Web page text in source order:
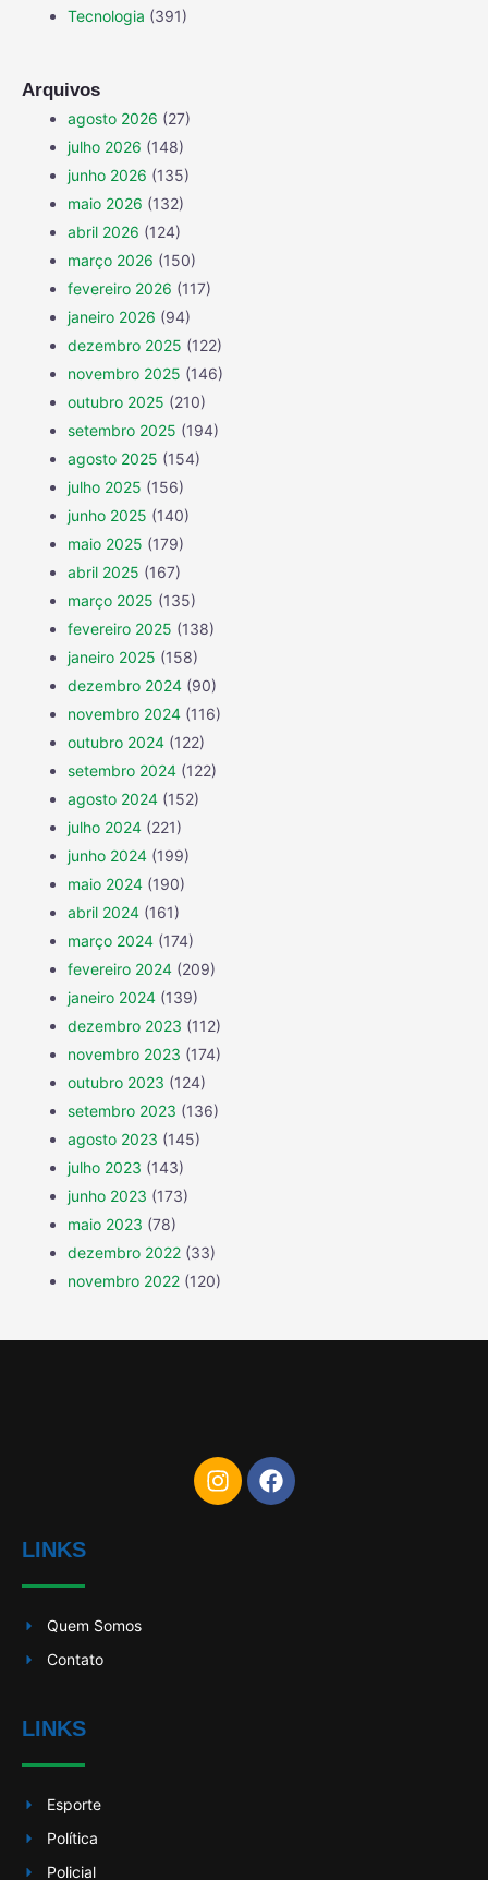
Tecnologia (391)
Arquivos
agosto 2026 (27)
julho 2026 (148)
junho 2026 (135)
maio 2026 (132)
abril 2026 (124)
março 2026 (150)
fevereiro 2026 (117)
janeiro 2026 (94)
dezembro 2025 (122)
novembro 2025 (146)
outubro 2025 (210)
setembro 2025 (194)
agosto 2025 (154)
julho 2025 (156)
junho 2025 (140)
maio 2025 (179)
abril 2025 (167)
março 2025 (135)
fevereiro 2025 (138)
janeiro 2025 (158)
dezembro 2024 (90)
novembro 2024 (116)
outubro 2024 (122)
setembro 2024 (122)
agosto 2024 (152)
julho 2024 (221)
junho 2024 (199)
maio 2024 (190)
abril 2024 (161)
março 2024 (174)
fevereiro 2024 (209)
janeiro 2024 (139)
dezembro 2023 (112)
novembro 2023 (174)
outubro 2023 (124)
setembro 2023 (136)
agosto 2023 (145)
julho 2023 (143)
junho 2023 (173)
maio 2023 (78)
dezembro 2022 (33)
novembro 2022 (120)
LINKS
Quem Somos
Contato
LINKS
Esporte
Política
Policial